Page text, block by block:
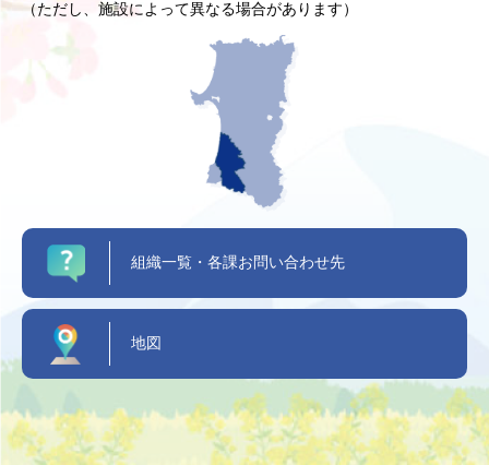
（ただし、施設によって異なる場合があります）
組織一覧・各課お問い合わせ先
地図